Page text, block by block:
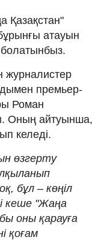
Қазақстан"
атауын
журналистер
премьер-
Роман
Оның айтуынша,
келеді.
өзгерту
бұл – көңіл
кеше "Жаңа
оны қарауға
қоғам